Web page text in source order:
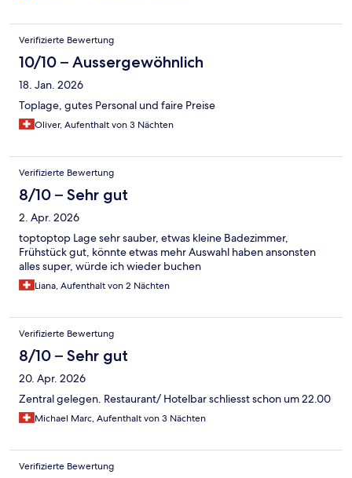
Verifizierte Bewertung
10/10 – Aussergewöhnlich
18. Jan. 2026
Toplage, gutes Personal und faire Preise
Oliver, Aufenthalt von 3 Nächten
Verifizierte Bewertung
8/10 – Sehr gut
2. Apr. 2026
toptoptop Lage sehr sauber, etwas kleine Badezimmer,
Frühstück gut, könnte etwas mehr Auswahl haben ansonsten
alles super, würde ich wieder buchen
Liana, Aufenthalt von 2 Nächten
Verifizierte Bewertung
8/10 – Sehr gut
20. Apr. 2026
Zentral gelegen. Restaurant/ Hotelbar schliesst schon um 22.00
Michael Marc, Aufenthalt von 3 Nächten
Verifizierte Bewertung